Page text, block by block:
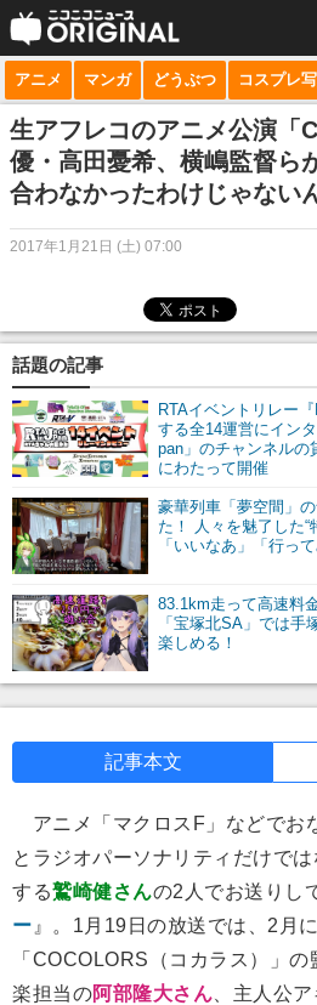
サービス一覧
niconico
動画
生放送
マンガ
ニコニコQ
アニメ マンガ どうぶつ コスプレ
生アフレコのアニメ公演「
優・高田憂希、横嶋監督ら
合わなかったわけじゃない
2017年1月21日 (土) 07:00
話題の記事
RTAイベントリレー
する全14運営にイン
pan」のチャンネルの
にわたって開催
豪華列車「夢空間」
た！ 人々を魅了した“
「いいなあ」「行っ
83.1km走って高速料
「宝塚北SA」では手
楽しめる！
記事本文
アニメ「マクロスF」などでお
とラジオパーソナリティだけで
する鷲崎健さんの2人でお送りし
ー 』。1月19日の放送では、2月
「COCOLORS（コカラス）」の
楽担当の阿部隆大さん 、主人公